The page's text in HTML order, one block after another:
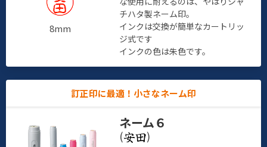
8mm
チハタ製ネーム印。
インクは交換が簡単なカートリッ
ジ式です
インクの色は朱色です。
訂正印に最適！小さなネーム印
ネーム６
(
)